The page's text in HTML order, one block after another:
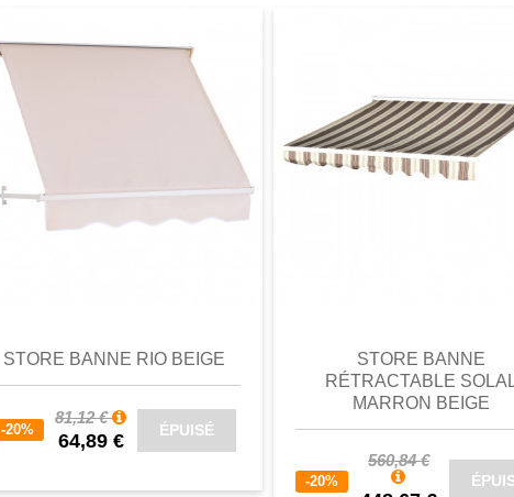
STORE BANNE RIO BEIGE
-20%
81,12 €
64,89 €
ÉPUISÉ
STORE BANNE
RÉTRACTABLE
MARRON BEIGE
-20%
560,84 €